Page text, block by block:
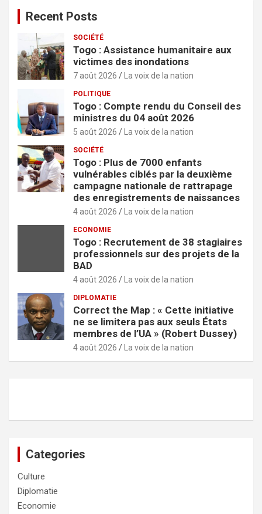
Recent Posts
SOCIÉTÉ
Togo : Assistance humanitaire aux
victimes des inondations
7 août 2026 La voix de la nation
POLITIQUE
Togo : Compte rendu du Conseil des
ministres du 04 août 2026
5 août 2026 La voix de la nation
SOCIÉTÉ
Togo : Plus de 7000 enfants
vulnérables ciblés par la deuxième
campagne nationale de rattrapage
des enregistrements de naissances
4 août 2026 La voix de la nation
ECONOMIE
Togo : Recrutement de 38 stagiaires
professionnels sur des projets de la
BAD
4 août 2026 La voix de la nation
DIPLOMATIE
Correct the Map : « Cette initiative
ne se limitera pas aux seuls États
membres de l’UA » (Robert Dussey)
4 août 2026 La voix de la nation
Categories
Culture
Diplomatie
Economie